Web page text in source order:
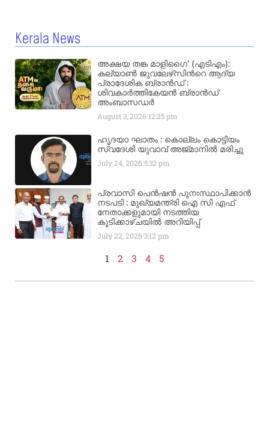
Kerala News
അക്ഷയ തങ്ക മാളിഗൈ’ (എടിഎം):
കല്യാണ്‍ ജുവലേഴ്‌സിന്‍റെ ആദ്യ
പ്രാദേശിക ബ്രാന്‍ഡ് :
ശിവകാര്‍ത്തികേയന്‍ ബ്രാന്‍ഡ്
അംബാസഡര്‍
August 3, 2026 12:25 pm
ഹൃദയാ ഘാതം : കൊല്ലം കൊട്ടിയം
സ്വദേശി യുവാവ് അജ്മാനിൽ മരിച്ചു
July 24, 20265:32 pm
പ്രവാസി പെൻഷൻ പുനഃസ്ഥാപിക്കാൻ
നടപടി : മുഖ്യമന്ത്രി ഐ സി എഫ്
നേതാക്കളുമായി നടത്തിയ
കൂടിക്കാഴ്ചയിൽ അറിയിപ്പ്
July 22, 20263:12 pm
1 2 3 4 5